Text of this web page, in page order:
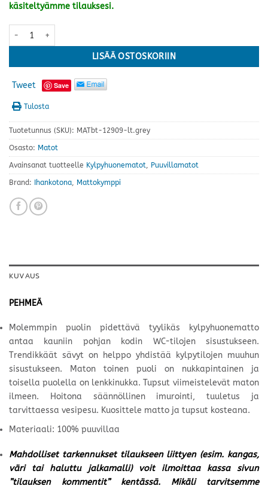
käsiteltyämme tilauksesi.
Vilma matto 50x80 cm, vaaleanharmaa määrä
LISÄÄ OSTOSKORIIN
Tweet Save
Tulosta
Tuotetunnus (SKU): MATbt-12909-lt.grey
Osasto: Matot
Avainsanat tuotteelle Kylpyhuonematot, Puuvillamatot
Brand: Ihankotona, Mattokymppi
KUVAUS
PEHMEÄ
Molemmpin puolin pidettävä tyylikäs kylpyhuonematto
antaa kauniin pohjan kodin WC-tilojen sisustukseen.
Trendikkäät sävyt on helppo yhdistää kylpytilojen muuhun
sisustukseen. Maton toinen puoli on nukkapintainen ja
toisella puolella on lenkkinukka. Tupsut viimeistelevät maton
ilmeen. Hoitona säännöllinen imurointi, tuuletus ja
tarvittaessa vesipesu. Kuosittele matto ja tupsut kosteana.
Materiaali: 100% puuvillaa
Mahdolliset tarkennukset tilaukseen liittyen (esim. kangas,
väri tai haluttu jalkamalli) voit ilmoittaa kassa sivun
”tilauksen kommentit” kentässä. Mikäli tarvitsemme